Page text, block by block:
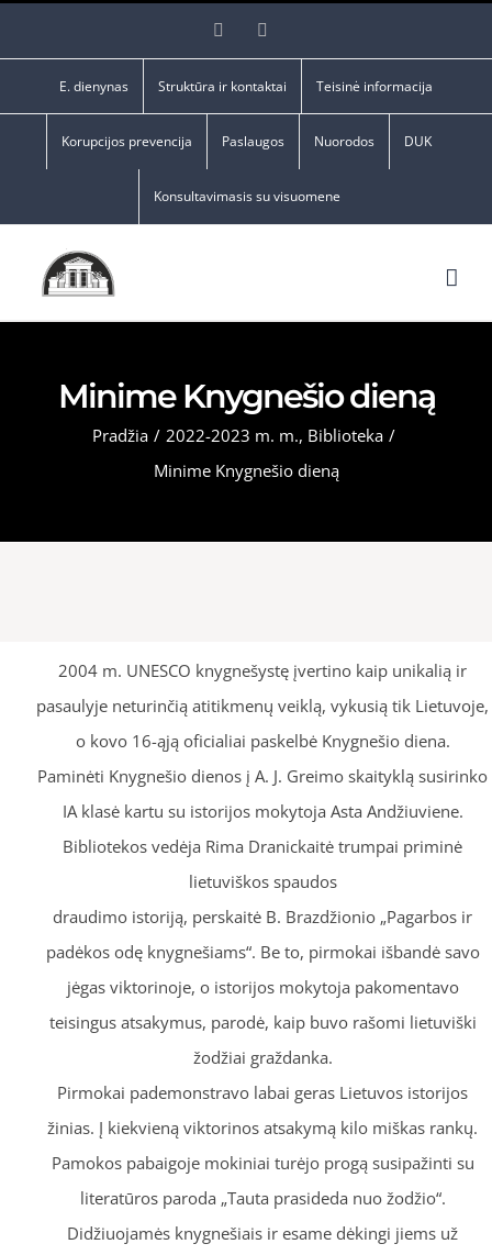
Facebook
E. dienynas Struktūra ir kontaktai Teisinė informacija
Korupcijos prevencija Paslaugos Nuorodos DUK
Konsultavimasis su visuomene
Minime Knygnešio dieną
Pradžia / 2022-2023 m. m., Biblioteka /
Minime Knygnešio dieną
2004 m. UNESCO knygnešystę įvertino kaip unikalią ir
pasaulyje neturinčią atitikmenų veiklą, vykusią tik Lietuvoje,
o kovo 16-ąją oficialiai paskelbė Knygnešio diena.
Paminėti Knygnešio dienos į A. J. Greimo skaityklą susirinko
IA klasė kartu su istorijos mokytoja Asta Andžiuviene.
Bibliotekos vedėja Rima Dranickaitė trumpai priminė
lietuviškos spaudos
draudimo istoriją, perskaitė B. Brazdžionio „Pagarbos ir
padėkos odę knygnešiams“. Be to, pirmokai išbandė savo
jėgas viktorinoje, o istorijos mokytoja pakomentavo
teisingus atsakymus, parodė, kaip buvo rašomi lietuviški
žodžiai graždanka.
Pirmokai pademonstravo labai geras Lietuvos istorijos
žinias. Į kiekvieną viktorinos atsakymą kilo miškas rankų.
Pamokos pabaigoje mokiniai turėjo progą susipažinti su
literatūros paroda „Tauta prasideda nuo žodžio“.
Didžiuojamės knygnešiais ir esame dėkingi jiems už